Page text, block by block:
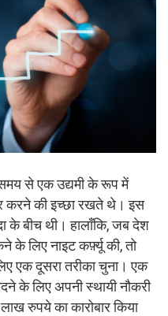
से एक उद्यमी के रूप में
करने की इच्छा रखते थे। इस
के बीच थी। हालाँकि, जब देश
के लिए नाइट कर्फ़्यू की, तो
एक दूसरा तरीका चुना। एक
के लिए अपनी स्थायी नौकरी
रुपये का कारोबार किया